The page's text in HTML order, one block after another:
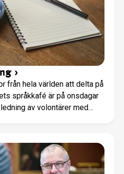
›
från hela världen att delta på
språkkafé är på onsdagar
av volontärer med